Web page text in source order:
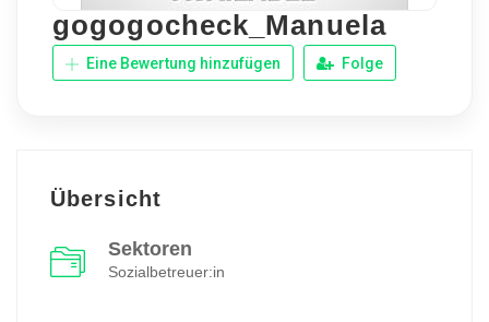
gogogocheck_Manuela
Eine Bewertung hinzufügen Folge
Übersicht
Sektoren
Sozialbetreuer:in